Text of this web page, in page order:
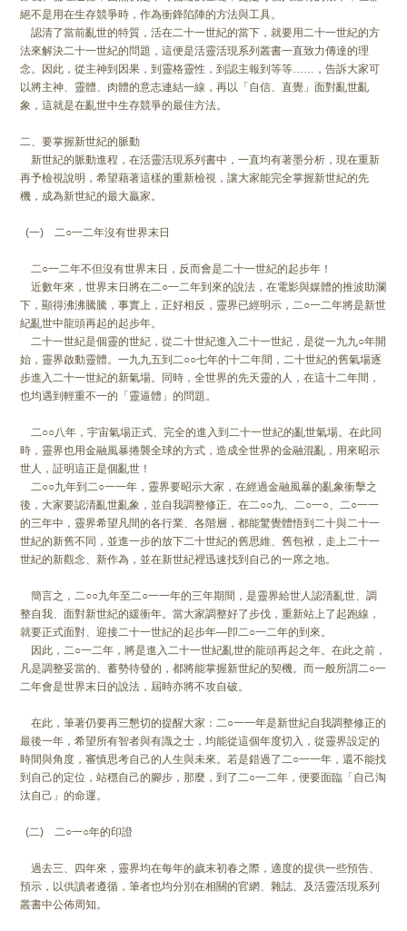
絕不是用在生存競爭時，作為衝鋒陷陣的方法與工具。
認清了當前亂世的特質，活在二十一世紀的當下，就要用二十一世紀的方
法來解決二十一世紀的問題，這便是活靈活現系列叢書一直致力傳達的理
念。因此，從主神到因果，到靈格靈性，到認主報到等等……，告訴大家可
以將主神、靈體、肉體的意志連結一線，再以「自信、直覺」面對亂世亂
象，這就是在亂世中生存競爭的最佳方法。
二、要掌握新世紀的脈動
新世紀的脈動進程，在活靈活現系列書中，一直均有著墨分析，現在重新
再予檢視說明，希望藉著這樣的重新檢視，讓大家能完全掌握新世紀的先
機，成為新世紀的最大贏家。
(一) 二○一二年沒有世界末日
二○一二年不但沒有世界末日，反而會是二十一世紀的起步年！
近數年來，世界末日將在二○一二年到來的說法，在電影與媒體的推波助瀾
下，顯得沸沸騰騰，事實上，正好相反，靈界已經明示，二○一二年將是新世
紀亂世中龍頭再起的起步年。
二十一世紀是個靈的世紀，從二十世紀進入二十一世紀，是從一九九○年開
始，靈界啟動靈體。一九九五到二○○七年的十二年間，二十世紀的舊氣場逐
步進入二十一世紀的新氣場。同時，全世界的先天靈的人，在這十二年間，
也均遇到輕重不一的「靈逼體」的問題。
二○○八年，宇宙氣場正式、完全的進入到二十一世紀的亂世氣場。在此同
時，靈界也用金融風暴捲襲全球的方式，造成全世界的金融混亂，用來昭示
世人，証明這正是個亂世！
二○○九年到二○一一年，靈界要昭示大家，在經過金融風暴的亂象衝擊之
後，大家要認清亂世亂象，並自我調整修正。在二○○九、二○一○、二○一一
的三年中，靈界希望凡間的各行業、各階層，都能驚覺體悟到二十與二十一
世紀的新舊不同，並進一步的放下二十世紀的舊思維、舊包袱，走上二十一
世紀的新觀念、新作為，並在新世紀裡迅速找到自己的一席之地。
簡言之，二○○九年至二○一一年的三年期間，是靈界給世人認清亂世、調
整自我、面對新世紀的緩衝年。當大家調整好了步伐，重新站上了起跑線，
就要正式面對、迎接二十一世紀的起步年—卽二○一二年的到來。
因此，二○一二年，將是進入二十一世紀亂世的龍頭再起之年。在此之前，
凡是調整妥當的、蓄勢待發的，都將能掌握新世紀的契機。而一般所謂二○一
二年會是世界末日的說法，屆時亦將不攻自破。
在此，筆著仍要再三懇切的提醒大家：二○一一年是新世紀自我調整修正的
最後一年，希望所有智者與有識之士，均能從這個年度切入，從靈界設定的
時間與角度，審慎思考自己的人生與未來。若是錯過了二○一一年，還不能找
到自己的定位，站穩自己的腳步，那麼，到了二○一二年，便要面臨「自己淘
汰自己」的命運。
(二) 二○一○年的印證
過去三、四年來，靈界均在每年的歲末初春之際，適度的提供一些預告、
預示，以供讀者遵循，筆者也均分別在相關的官網、雜誌、及活靈活現系列
叢書中公佈周知。